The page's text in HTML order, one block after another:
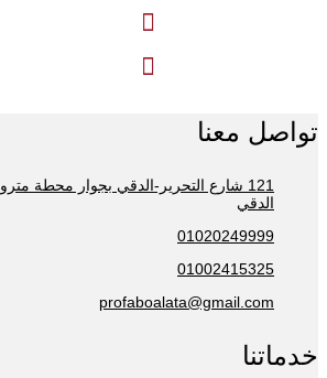


تواصل معنا
121 شارع التحرير-الدقي بجوار محطة مترو
الدقي
01020249999
01002415325
profaboalata@gmail.com
خدماتنا